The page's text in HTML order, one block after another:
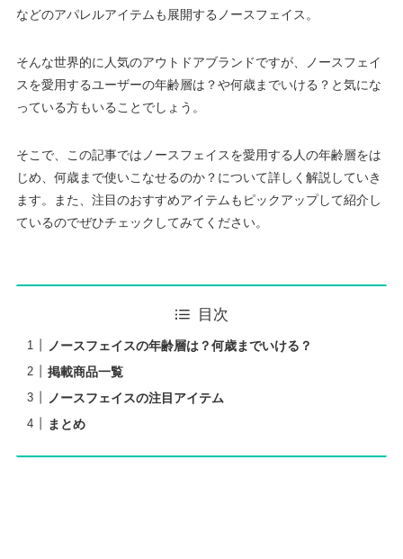
などのアパレルアイテムも展開するノースフェイス。
そんな世界的に人気のアウトドアブランドですが、ノースフェイ
スを愛用するユーザーの年齢層は？や何歳までいける？と気にな
っている方もいることでしょう。
そこで、この記事ではノースフェイスを愛用する人の年齢層をは
じめ、何歳まで使いこなせるのか？について詳しく解説していき
ます。また、注目のおすすめアイテムもピックアップして紹介し
ているのでぜひチェックしてみてください。
目次
ノースフェイスの年齢層は？何歳までいける？
掲載商品一覧
ノースフェイスの注目アイテム
まとめ